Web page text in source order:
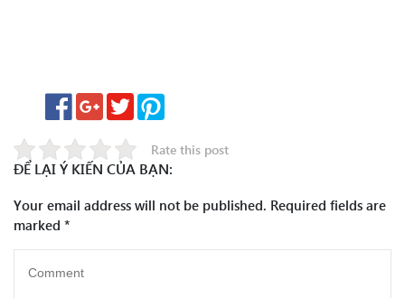
Rate this post
ĐỂ LẠI Ý KIẾN CỦA BẠN:
Your email address will not be published. Required fields are
marked *